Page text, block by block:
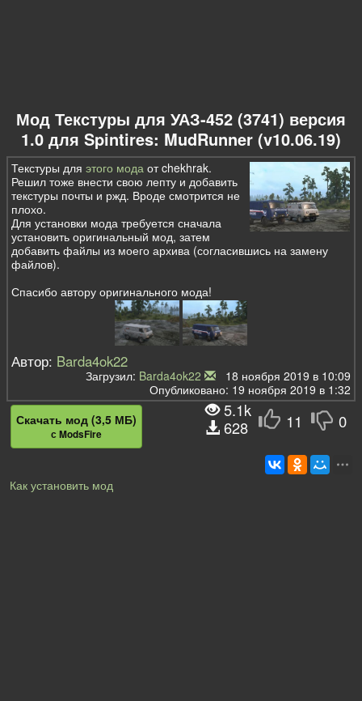
Мод Текстуры для УАЗ-452 (3741) версия
1.0 для Spintires: MudRunner (v10.06.19)
Текстуры дляэтого мода от chekhrak.
Решил тоже внести свою лепту и добавить
текстуры почты и ржд. Вроде смотрится не
плохо.
Для установки мода требуется сначала
установить оригинальный мод, затем
добавить файлы из моего архива (согласившись на замену
файлов).
Спасибо автору оригинального мода!
Автор: Barda4ok22
Загрузил: Barda4ok22
18 ноября 2019 в 10:09
Опубликовано: 19 ноября 2019 в 1:32
11 0
Скачать мод (3,5 МБ)
с ModsFire
5.1k
628
Как установить мод